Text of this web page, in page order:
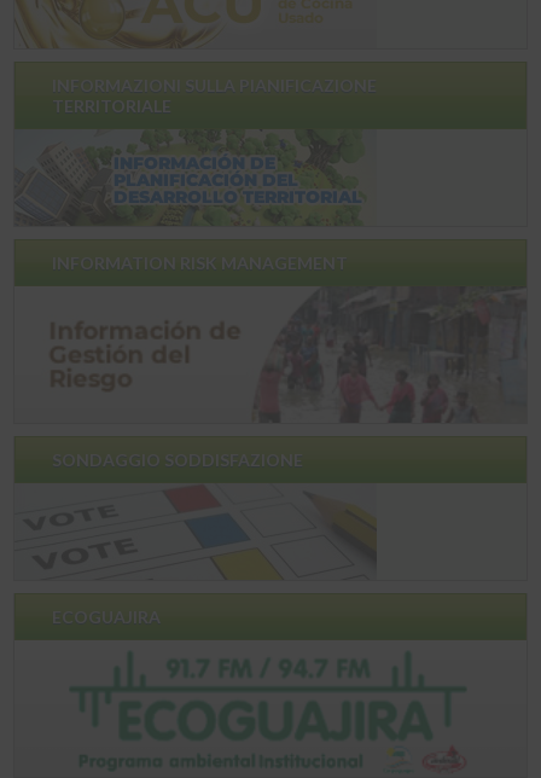
TERRITORIALE
INFORMATION RISK MANAGEMENT
SONDAGGIO SODDISFAZIONE
ECOGUAJIRA